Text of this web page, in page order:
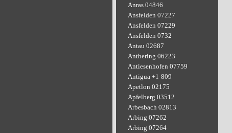
Anras 04846
Ansfelden 07227
Ansfelden 07229
Ansfelden 0732
Antau 02687
Anthering 06223
Antiesenhofen 07759
Antigua +1-809
Apetlon 02175
Apfelberg 03512
Arbesbach 02813
Arbing 07262
Arbing 07264